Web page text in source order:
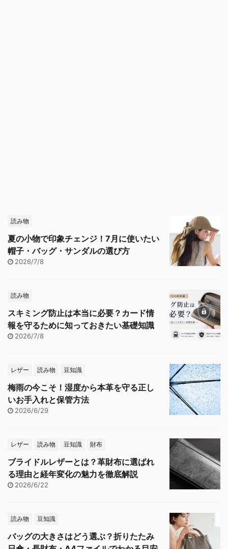
読み物
夏の小物で印象チェンジ！7月に使いたい
帽子・バッグ・サンダルの選び方
2026/7/8
読み物
スキミング防止は本当に必要？カード情
報を守るために知っておきたい基礎知識
2026/7/8
レザー 読み物 豆知識
梅雨の今こそ！湿度から本革を守る正し
いお手入れと保管方法
2026/6/29
レザー 読み物 豆知識 財布
ブライドルレザーとは？革財布に選ばれ
る理由と経年変化の魅力を徹底解説
2026/6/22
読み物 豆知識
バッグの大きさはどう選ぶ？折りたたみ